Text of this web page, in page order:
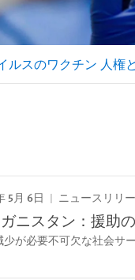
ルスのワクチン 人権
5月 6日 ニュースリリ
ニスタン：援助
少が必要不可欠な社会サ